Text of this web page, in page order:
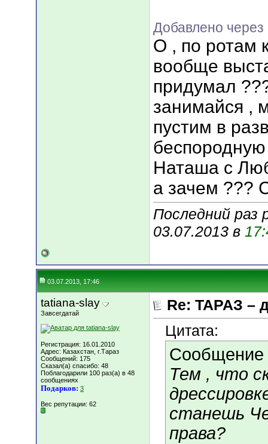
Добавлено через
О , по ротам
вообще
придумал
занимайся ,
пустим в
Наташа с
а зачем ???
Последний раз
03.07.2013 в
03.07.2013, 17:46
tatiana-slay
Завсегдатай
Регистрация: 16.01.2010
Адрес: Казахстан, г.Тараз
Сообщений: 175
Сказал(а) спасибо: 48
Поблагодарили 100 раз(а) в 48
сообщениях
Подарков: 3
Вес репутации: 62
Re: ТАРАЗ –
Цитата:
Сообщение
Тем , что
станешь
права?